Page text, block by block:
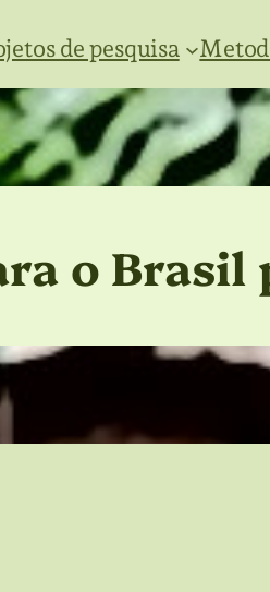
de pesquisa
o Brasil